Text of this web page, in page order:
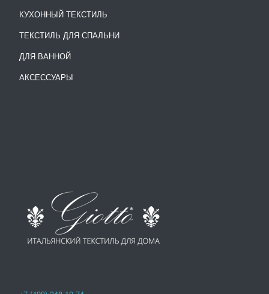
КУХОННЫЙ ТЕКСТИЛЬ
ТЕКСТИЛЬ ДЛЯ СПАЛЬНИ
ДЛЯ ВАННОЙ
АКСЕССУАРЫ